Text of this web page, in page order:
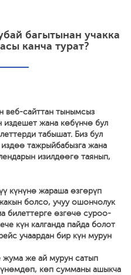
багытынан учакка
канча турат?
веб-сайттан тынымсыз
издешет жана көбүнчө бул
табышат. Биз бул
тажрыйбабызга жана
изилдөөгө таянып,
күнүнө жараша өзгөрүп
болсо, учуу ошончолук
билеттерге өзгөчө суроо-
күн калганда пайда болот
учаардан бир күн мурун
жума же ай мурун сатып
көп сумманы ашыкча